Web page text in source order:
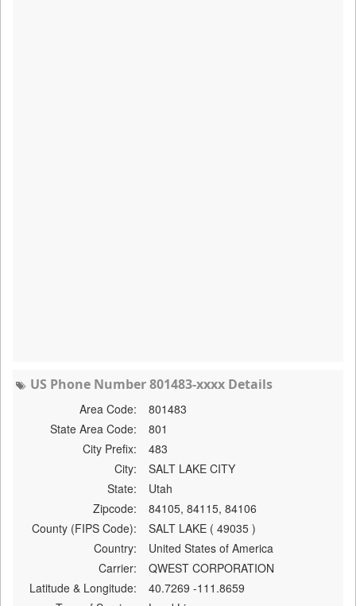
US Phone Number 801483-xxxx Details
Area Code:
801483
State Area Code:
801
City Prefix:
483
City:
SALT LAKE CITY
State:
Utah
Zipcode:
84105, 84115, 84106
County (FIPS Code):
SALT LAKE ( 49035 )
Country:
United States of America
Carrier:
QWEST CORPORATION
Latitude & Longitude:
40.7269 -111.8659